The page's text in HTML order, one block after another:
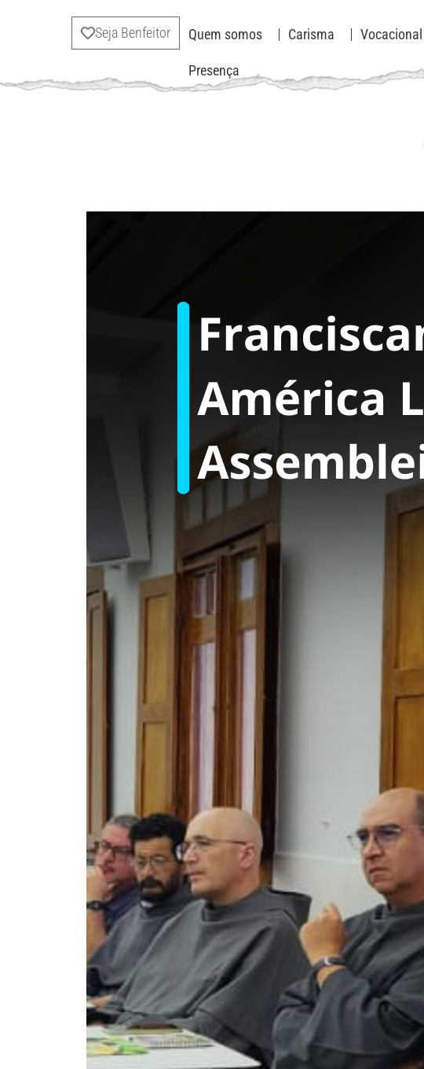
Seja Benfeitor Quem somos Carisma Vocacional
Presença